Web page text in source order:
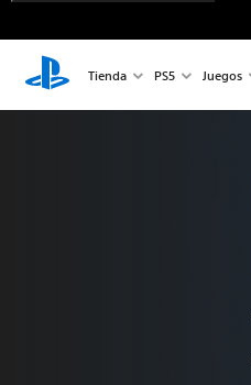
Tienda PS5 Juegos